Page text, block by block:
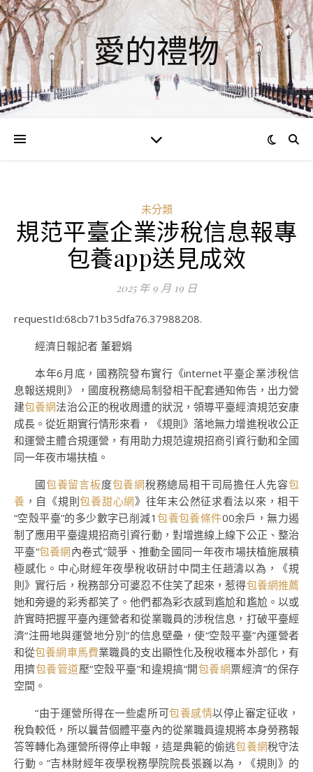
愛的禮物
未分類
規范平臺企業涉稅信息報專
包養app送見成效
2025 年 9 月 19 日
requestId:68cb71b35dfa76.37988208.
經濟日報記者 董碧娟
本年6月底，國務院發布實行《internet平臺企業涉稅信
息報送規則》，國度稅務總局制發相干配套通知佈告，出力營
建包養網法治公正的稅收周遭的狀況，領導平臺經濟規范安康
成長。從近期實行情形來看，《規則》落地無力增進稅收公正
和運營主體合規運營，有用助力規范違規招商引資行動和全國
同一年夜市場扶植。
國包養留言板度包養網稅務總局相干司局擔任人先容包
養 ，自《規則包養甜心網》往年末公然征求看法以來，相干
“空殼平臺”的多少數字已削減1 包養包養條件00余戶，無力遏
制了應用平臺違規招商引資行動，對增進線上線下公正、整治
平臺“包養網內卷式”競爭、推動全國同一年夜市場扶植施展積
極感化。中心財經年夜學稅收研討中間主任趙濤以為，《規
則》實行后，稅務部分可婆忍不住笑了起來，惹得包養網推薦
她和旁邊的彩秀都笑了。他們都為彩衣感到尷尬和尷尬。以或
許實時把握平臺內運營者和從業職員的涉稅信息，打破平臺經
濟“注冊地與運營地分別”的信息壁壘，使“空殼平臺”內運營者
和從包養網車馬費業職員的支出顯性化及稅收穫本外部化，有
用擠包養管道壓“空殼平臺”和違規搞“開包養網票經濟”的保存
空間。
“由于運營所得在一些處所可包養感情以停止審定征收，
稅負較低，所以曩昔個體平臺內的從業職員違規將本身勞務報
答等轉化為運營所得停止申報，這是典範的偷逃包養網稅守法
行動。”吉林財經年夜學稅務學院院長張巍以為，《規則》的